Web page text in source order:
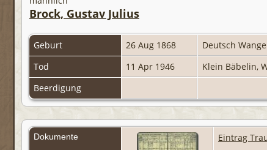
Brock, Gustav Julius
Geburt 26 Aug 1868
Deutsch
Tod
11 Apr 1946
Klein Bäbelin,
Beerdigung
Dokumente Eintrag